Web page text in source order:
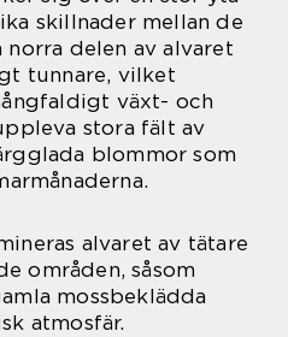
skillnader mellan de
norra delen av alvaret
tunnare, vilket
växt- och
stora fält av
blommor som
alvaret av tätare
områden, såsom
mossbeklädda
atmosfär.